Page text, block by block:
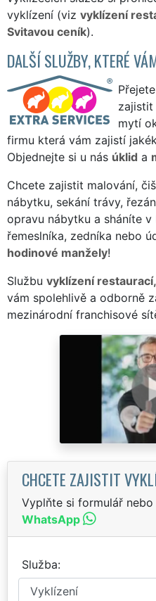
vyklízení (viz vyklízení
Svitavou ceník).
DALŠÍ SLUŽBY, KTERÉ
zajistit
mytí
firmu která vám zajistí
Objednejte si u nás úklid a
Chcete zajistit malování,
nábytku, sekání trávy,
opravu nábytku a sháníte v
řemeslníka, zedníka nebo
hodinové manžely!
Službu vyklízení
vám spolehlivě a odborně
mezinárodní franchisové
CHCETE ZAJISTIT
Vyplňte si formulář
WhatsApp
Služba